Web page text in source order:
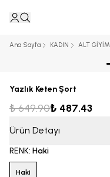
Ana Sayfa KADIN ALT GİYİM
Yazlık Keten Şort
₺ 649.90₺ 487.43
Ürün Detayı
RENK: Haki
Haki